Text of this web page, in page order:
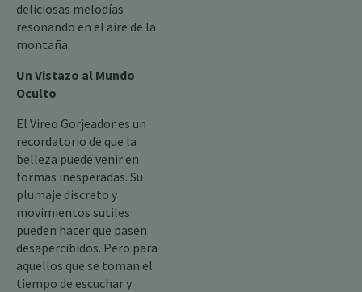
deliciosas melodías
resonando en el aire de la
montaña.
Un Vistazo al Mundo
Oculto
El Vireo Gorjeador es un
recordatorio de que la
belleza puede venir en
formas inesperadas. Su
plumaje discreto y
movimientos sutiles
pueden hacer que pasen
desapercibidos. Pero para
aquellos que se toman el
tiempo de escuchar y